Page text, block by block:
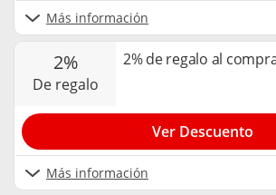
Más información
2%
de regalo
2% de regalo al
Más información
Ver Descuento